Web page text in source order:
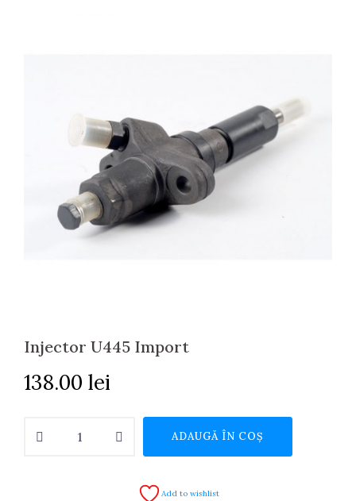
Injector U445 Import
138.00 lei
ADAUGĂ ÎN COȘ
Add to wishlist